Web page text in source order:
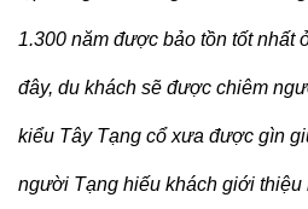
1.300 năm được bảo tồn tốt nhất
đây, du khách sẽ được chiêm
kiểu Tây Tạng cổ xưa được gìn
người Tạng hiếu khách giới thiệu